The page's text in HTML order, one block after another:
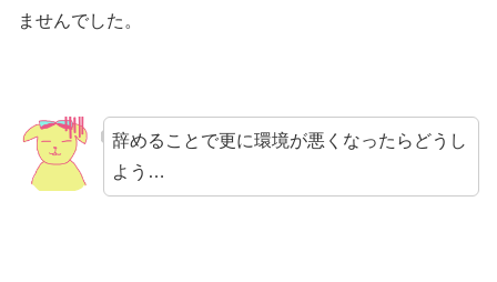
ませんでした。
辞めることで更に環境が悪くなったらどうし
よう…